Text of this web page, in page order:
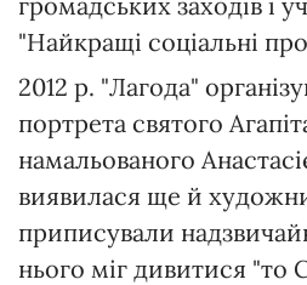
"Найкращі соціальні
2012 р. "Лагода"
портрета святого
намальованого
виявилася ще й
приписували
нього міг дивитися "то